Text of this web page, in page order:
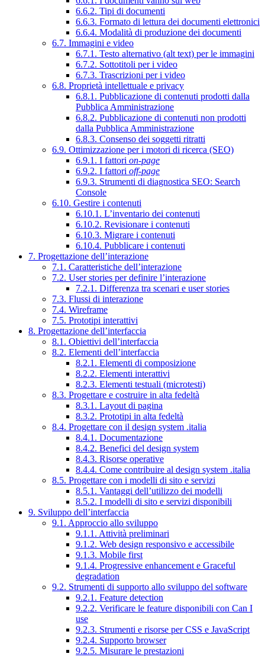
6.6.2. Tipi di documenti
6.6.3. Formato di lettura dei documenti elettronici
6.6.4. Modalità di produzione dei documenti
6.7. Immagini e video
6.7.1. Testo alternativo (alt text) per le immagini
6.7.2. Sottotitoli per i video
6.7.3. Trascrizioni per i video
6.8. Proprietà intellettuale e privacy
6.8.1. Pubblicazione di contenuti prodotti dalla
Pubblica Amministrazione
6.8.2. Pubblicazione di contenuti non prodotti
dalla Pubblica Amministrazione
6.8.3. Consenso dei soggetti ritratti
6.9. Ottimizzazione per i motori di ricerca (SEO)
6.9.1. I fattori on-page
6.9.2. I fattori off-page
6.9.3. Strumenti di diagnostica SEO: Search
Console
6.10. Gestire i contenuti
6.10.1. L’inventario dei contenuti
6.10.2. Revisionare i contenuti
6.10.3. Migrare i contenuti
6.10.4. Pubblicare i contenuti
7. Progettazione dell’interazione
7.1. Caratteristiche dell’interazione
7.2. User stories per definire l’interazione
7.2.1. Differenza tra scenari e user stories
7.3. Flussi di interazione
7.4. Wireframe
7.5. Prototipi interattivi
8. Progettazione dell’interfaccia
8.1. Obiettivi dell’interfaccia
8.2. Elementi dell’interfaccia
8.2.1. Elementi di composizione
8.2.2. Elementi interattivi
8.2.3. Elementi testuali (microtesti)
8.3. Progettare e costruire in alta fedeltà
8.3.1. Layout di pagina
8.3.2. Prototipi in alta fedeltà
8.4. Progettare con il design system .italia
8.4.1. Documentazione
8.4.2. Benefici del design system
8.4.3. Risorse operative
8.4.4. Come contribuire al design system .italia
8.5. Progettare con i modelli di sito e servizi
8.5.1. Vantaggi dell’utilizzo dei modelli
8.5.2. I modelli di sito e servizi disponibili
9. Sviluppo dell’interfaccia
9.1. Approccio allo sviluppo
9.1.1. Attività preliminari
9.1.2. Web design responsivo e accessibile
9.1.3. Mobile first
9.1.4. Progressive enhancement e Graceful
degradation
9.2. Strumenti di supporto allo sviluppo del software
9.2.1. Feature detection
9.2.2. Verificare le feature disponibili con Can I
use
9.2.3. Strumenti e risorse per CSS e JavaScript
9.2.4. Supporto browser
9.2.5. Misurare le prestazioni